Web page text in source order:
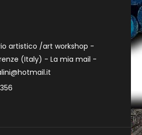
artistico /art workshop -
(Italy) - La mia mail -